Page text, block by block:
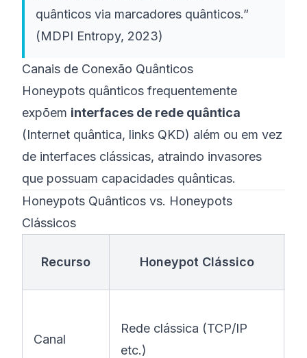
quânticos via marcadores quânticos.”
(MDPI Entropy, 2023)
Canais de Conexão Quânticos
Honeypots quânticos frequentemente
expõem interfaces de rede quântica
(Internet quântica, links QKD) além ou em vez
de interfaces clássicas, atraindo invasores
que possuam capacidades quânticas.
Honeypots Quânticos vs. Honeypots
Clássicos
Recurso Honeypot Clássico
Canal
Rede clássica (TCP/IP
etc.)